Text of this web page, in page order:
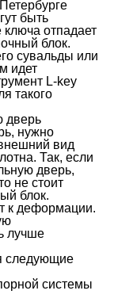
быть
отпадает
блок.
сувальды или
идет
L-key
такого
дверь
нужно
вид
Так, если
дверь,
не стоит
блок.
к деформации.
лучше
следующие
системы